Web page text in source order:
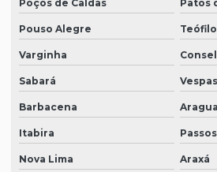
Poços de Caldas Patos
Pouso Alegre
Varginha
Sabará
Barbacena
Itabira Passos
Nova Lima Araxá